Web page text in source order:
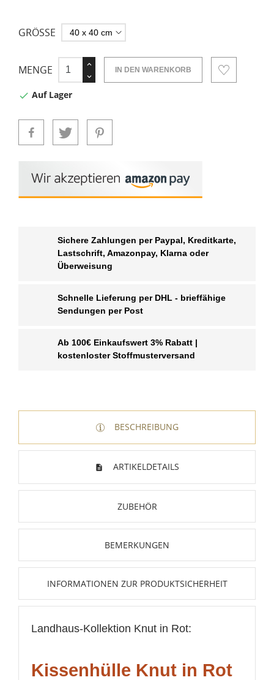
GRÖSSE
MENGE IN DEN WARENKORB
 Auf Lager
Sichere Zahlungen per Paypal, Kreditkarte,
Lastschrift, Amazonpay, Klarna oder
Überweisung
Schnelle Lieferung per DHL - brieffähige
Sendungen per Post
Ab 100€ Einkaufswert 3% Rabatt |
kostenloster Stoffmusterversand
BESCHREIBUNG
ARTIKELDETAILS
ZUBEHÖR
BEMERKUNGEN
INFORMATIONEN ZUR PRODUKTSICHERHEIT
Landhaus-Kollektion Knut in Rot:
Kissenhülle Knut in Rot